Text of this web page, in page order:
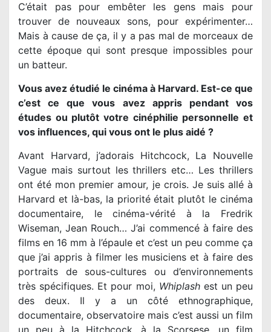
C’était pas pour embêter les gens mais pour
trouver de nouveaux sons, pour expérimenter…
Mais à cause de ça, il y a pas mal de morceaux de
cette époque qui sont presque impossibles pour
un batteur.
Vous avez étudié le cinéma à Harvard. Est-ce que
c’est ce que vous avez appris pendant vos
études ou plutôt votre cinéphilie personnelle et
vos influences, qui vous ont le plus aidé ?
Avant Harvard, j’adorais Hitchcock, La Nouvelle
Vague mais surtout les thrillers etc… Les thrillers
ont été mon premier amour, je crois. Je suis allé à
Harvard et là-bas, la priorité était plutôt le cinéma
documentaire, le cinéma-vérité à la Fredrik
Wiseman, Jean Rouch… J’ai commencé à faire des
films en 16 mm à l’épaule et c’est un peu comme ça
que j’ai appris à filmer les musiciens et à faire des
portraits de sous-cultures ou d’environnements
très spécifiques. Et pour moi, Whiplashest un peu
des deux. Il y a un côté ethnographique,
documentaire, observatoire mais c’est aussi un film